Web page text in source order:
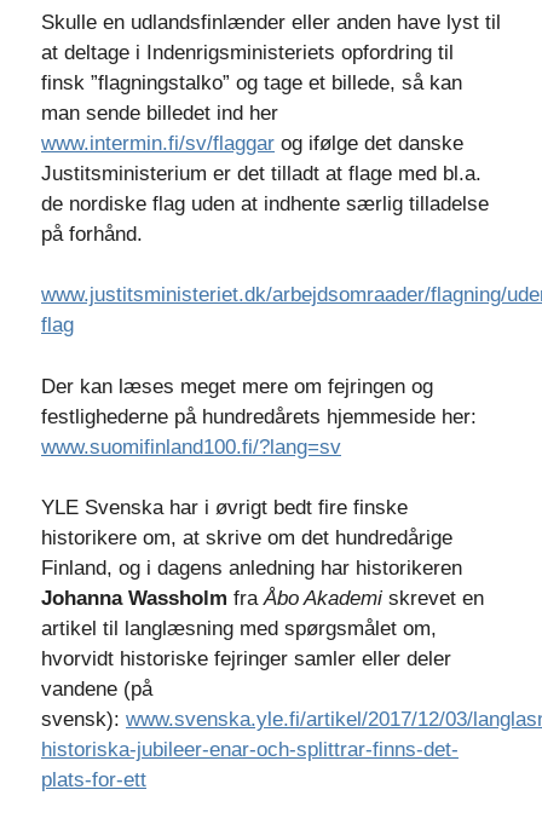
Skulle en udlandsfinlænder eller anden have lyst til
at deltage i Indenrigsministeriets opfordring til
finsk ”flagningstalko” og tage et billede, så kan
man sende billedet ind her
www.intermin.fi/sv/flaggar og ifølge det danske
Justitsministerium er det tilladt at flage med bl.a.
de nordiske flag uden at indhente særlig tilladelse
på forhånd.
www.justitsministeriet.dk/arbejdsomraader/flagning/
flag
Der kan læses meget mere om fejringen og
festlighederne på hundredårets hjemmeside her:
www.suomifinland100.fi/?lang=sv
YLE Svenska har i øvrigt bedt fire finske
historikere om, at skrive om det hundredårige
Finland, og i dagens anledning har historikeren
Johanna Wassholm fraÅbo Akademi skrevet en
artikel til langlæsning med spørgsmålet om,
hvorvidt historiske fejringer samler eller deler
vandene (på
svensk): www.svenska.yle.fi/artikel/2017/12/03/
historiska-jubileer-enar-och-splittrar-finns-det-
plats-for-ett